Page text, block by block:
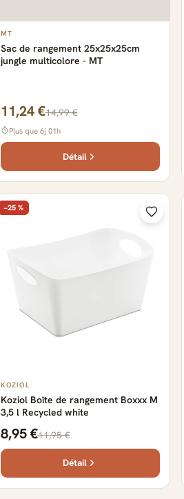
MT
Sac de rangement 25x25x25cm
jungle multicolore - MT
11,24 €14,99 €
Plus que 6j 01h
Détail
−25 %
KOZIOL
Koziol Boîte de rangement Boxxx M
3,5 l Recycled white
8,95 €11,95 €
Détail